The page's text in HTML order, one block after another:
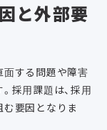
と外部要
面する問題や障害
採用課題は、採用
む要因となりま